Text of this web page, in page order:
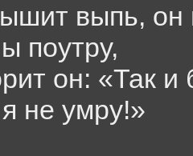
выпь, он
поутру,
он: «Так и
не умру!»